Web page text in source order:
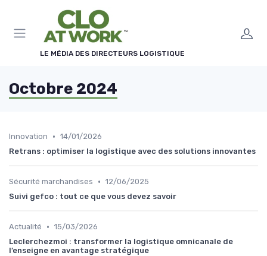
LE MÉDIA DES DIRECTEURS LOGISTIQUE
Octobre 2024
Innovation • 14/01/2026
Retrans : optimiser la logistique avec des solutions innovantes
Sécurité marchandises • 12/06/2025
Suivi gefco : tout ce que vous devez savoir
Actualité • 15/03/2026
Leclerchezmoi : transformer la logistique omnicanale de
l’enseigne en avantage stratégique
Panneau de gestion des cookies